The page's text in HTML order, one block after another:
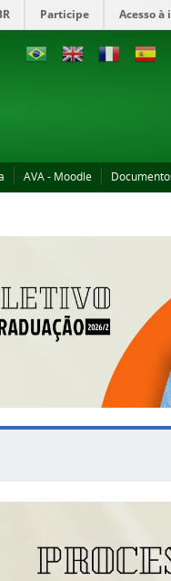
Participe Acesso
AVA - Moodle